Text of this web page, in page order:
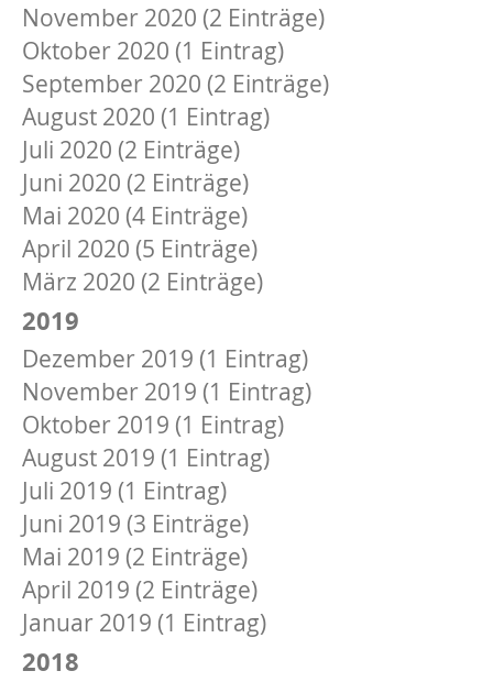
November 2020 (2 Einträge)
Oktober 2020 (1 Eintrag)
September 2020 (2 Einträge)
August 2020 (1 Eintrag)
Juli 2020 (2 Einträge)
Juni 2020 (2 Einträge)
Mai 2020 (4 Einträge)
April 2020 (5 Einträge)
März 2020 (2 Einträge)
2019
Dezember 2019 (1 Eintrag)
November 2019 (1 Eintrag)
Oktober 2019 (1 Eintrag)
August 2019 (1 Eintrag)
Juli 2019 (1 Eintrag)
Juni 2019 (3 Einträge)
Mai 2019 (2 Einträge)
April 2019 (2 Einträge)
Januar 2019 (1 Eintrag)
2018